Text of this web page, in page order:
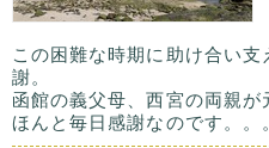
この困難な時期に助け合い
謝。
函館の義父母、西宮の両親が
ほんと毎日感謝なのです。。